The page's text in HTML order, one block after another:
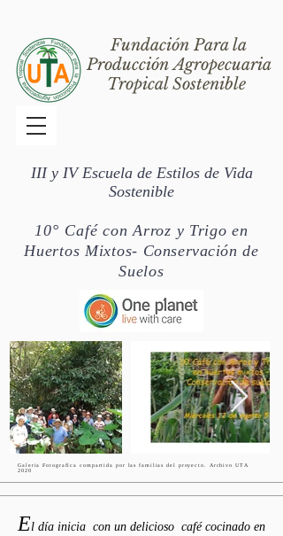
Fundación Para la
Producción Agropecuaria
Tropical Sostenible
III y IV Escuela de Estilos de Vida
Sostenible
10° Cafécon Arroz y Trigo en
Huertos Mixtos- Conservación de
Suelos
Galeria Fotografíca compartida por las familias del proyecto. Archivo UTA
2020
El día inicia con un delicioso cafécocinado en